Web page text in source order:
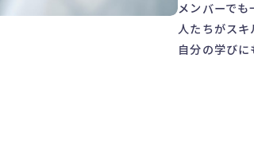
メンバーでも
人たちがスキ
自分の学びに